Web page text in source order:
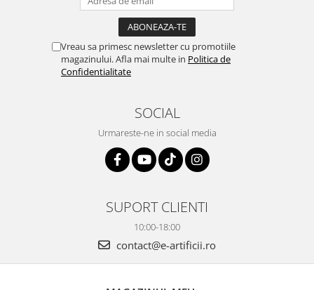
Vreau sa primesc newsletter cu promotiile
magazinului. Afla mai multe in Politica de
Confidentialitate
SOCIAL
Urmareste-ne in social media
SUPORT CLIENTI
10:00-18:00
contact@e-artificii.ro